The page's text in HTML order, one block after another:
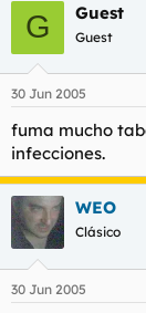
que alguien
Por variar un
P.D.: HIJOS DE
blablabla...
G Guest
Guest
30 Jun 2005
fuma mucho
infecciones.
WEO
Clásico
30 Jun 2005